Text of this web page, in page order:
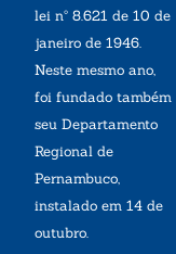
lei nº 8.621 de 10 de
janeiro de 1946.
Neste mesmo ano,
foi fundado também
seu Departamento
Regional de
Pernambuco,
instalado em 14 de
outubro.